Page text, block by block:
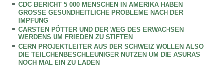
CDC BERICHT 5 000 MENSCHEN IN AMERIKA HABEN
GROSSE GESUNDHEITLICHE PROBLEME NACH DER
IMPFUNG
CARSTEN PÖTTER UND DER WEG DES ERWACHSEN
WERDENS UM FRIEDEN ZU STIFTEN
CERN PROJEKTLEITER AUS DER SCHWEIZ WOLLEN ALSO
DIE TEILCHENBESCHLEUNIGER NUTZEN UM DIE ASURAS
NOCH MAL EIN ZU LADEN